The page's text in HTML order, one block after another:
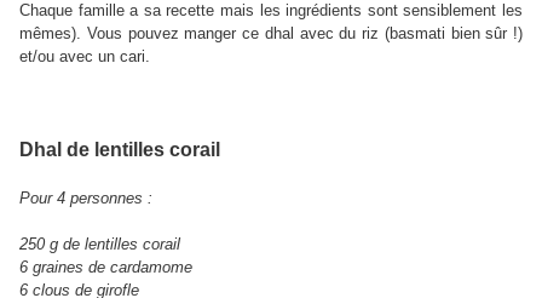
Chaque famille a sa recette mais les ingrédients sont sensiblement les
mêmes). Vous pouvez manger ce dhal avec du riz (basmati bien sûr !)
et/ou avec un cari.
Dhal de lentilles corail
Pour 4 personnes :
250 g de lentilles corail
6 graines de cardamome
6 clous de girofle